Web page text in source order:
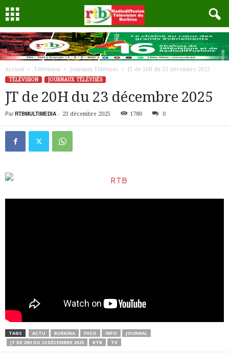
Accueil Télévision Journaux Télévisés
JT de 20H du 23 décembre 2025
TÉLÉVISION
JOURNAUX TÉLÉVISÉS
JT de 20H du 23 décembre 2025
Par RTBMULTIMEDIA - 23 décembre 2025 1780 0
TAGS ACTU BURKINA FASO INFO
JOURNAL
JT DE 20H DU 23 DÉCEMBRE 2025
RTB TV